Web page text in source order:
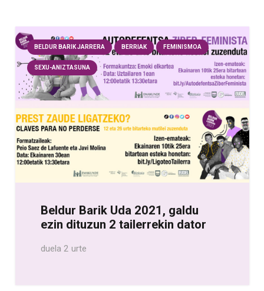
BELDUR BARIK JARRERA BERRIAK FEMINISMOA
SEXU-ANIZTASUNA
Beldur Barik Uda 2021, galdu
ezin dituzun 2 tailerrekin dator
duela 2 urte